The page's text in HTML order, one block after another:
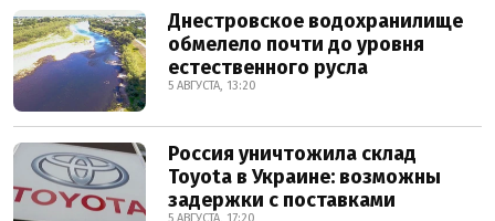
Днестровское водохранилище
обмелело почти до уровня
естественного русла
5 АВГУСТА, 13:20
Россия уничтожила склад
Toyota в Украине: возможны
задержки с поставками